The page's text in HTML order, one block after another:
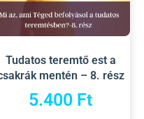
Tudatos teremtő est a
mentén – 8. rész
5.400 Ft